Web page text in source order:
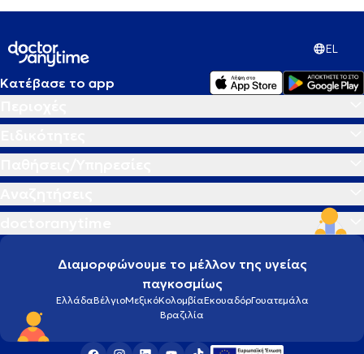
EL
Κατέβασε το app
Διαμορφώνουμε το μέλλον της υγείας
παγκοσμίως
ΕλλάδαΒέλγιοΜεξικόΚολομβίαΕκουαδόρΓουατεμάλα
Βραζιλία